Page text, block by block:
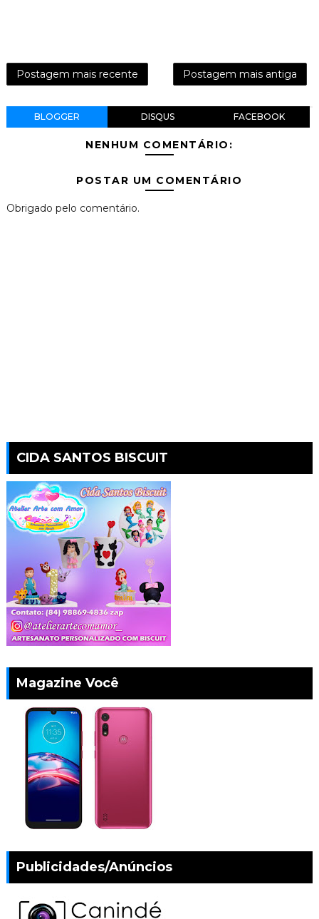
Postagem mais recente Postagem mais antiga
BLOGGER DISQUS FACEBOOK
NENHUM COMENTÁRIO:
POSTAR UM COMENTÁRIO
Obrigado pelo comentário.
CIDA SANTOS BISCUIT
Magazine Você
Publicidades/Anúncios